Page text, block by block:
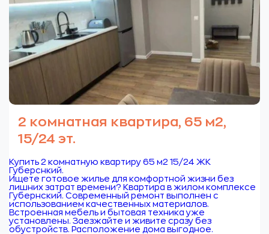
2 комнатная квартира, 65 м2,
15/24 эт.
Купить 2 комнатную квартиру 65 м2 15/24 ЖК
Губерснкий.
Ищете готовое жилье для комфортной жизни без
лишних затрат времени? Квартира в жилом комплексе
Губернский. Современный ремонт выполнен с
использованием качественных материалов.
Встроенная мебель и бытовая техника уже
установлены. Заезжайте и живите сразу без
обустройств. Расположение дома выгодное.